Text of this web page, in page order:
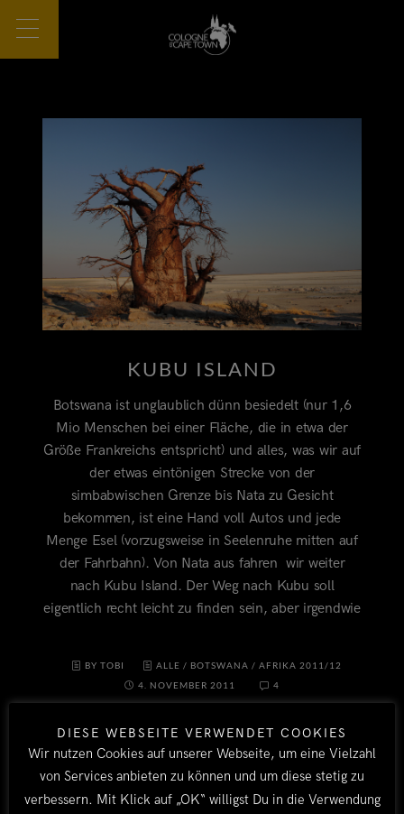
KUBU ISLAND
Botswana ist unglaublich dünn besiedelt (nur 1,6
Mio Menschen bei einer Fläche, die in etwa der
Größe Frankreichs entspricht) und alles, was wir auf
der etwas eintönigen Strecke von der
simbabwischen Grenze bis Nata zu Gesicht
bekommen, ist eine Hand voll Autos und jede
Menge Esel (vorzugsweise in Seelenruhe mitten auf
der Fahrbahn). Von Nata aus fahren wir weiter
nach Kubu Island. Der Weg nach Kubu soll
eigentlich recht leicht zu finden sein, aber irgendwie
BY TOBI ALLE / BOTSWANA /AFRIKA 2011/12
4. NOVEMBER 2011
4
DIESE WEBSEITE VERWENDET COOKIES
Wir nutzen Cookies auf unserer Webseite, um eine Vielzahl
von Services anbieten zu können und um diese stetig zu
verbessern. Mit Klick auf „OK“ willigst Du in die Verwendung